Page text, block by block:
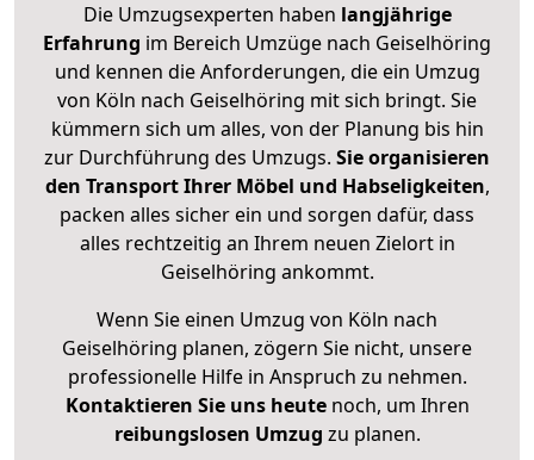
Die Umzugsexperten haben langjährige
Erfahrung im Bereich Umzüge nach Geiselhöring
und kennen die Anforderungen, die ein Umzug
von Köln nach Geiselhöring mit sich bringt. Sie
kümmern sich um alles, von der Planung bis hin
zur Durchführung des Umzugs. Sie organisieren
den Transport Ihrer Möbel und Habseligkeiten,
packen alles sicher ein und sorgen dafür, dass
alles rechtzeitig an Ihrem neuen Zielort in
Geiselhöring ankommt.
Wenn Sie einen Umzug von Köln nach
Geiselhöring planen, zögern Sie nicht, unsere
professionelle Hilfe in Anspruch zu nehmen.
Kontaktieren Sie uns heutenoch, um Ihren
reibungslosen Umzug zu planen.